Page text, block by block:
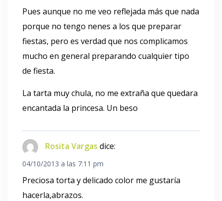
Pues aunque no me veo reflejada más que nada
porque no tengo nenes a los que preparar
fiestas, pero es verdad que nos complicamos
mucho en general preparando cualquier tipo
de fiesta.
La tarta muy chula, no me extraña que quedara
encantada la princesa. Un beso
Rosita Vargas dice:
04/10/2013 a las 7:11 pm
Preciosa torta y delicado color me gustaría
hacerla,abrazos.